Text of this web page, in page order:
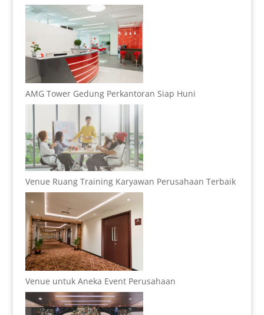
AMG Tower Gedung Perkantoran Siap Huni
Venue Ruang Training Karyawan Perusahaan Terbaik
Venue untuk Aneka Event Perusahaan